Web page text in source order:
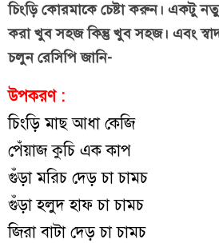
চিংড়ি কোরমাকে চেষ্টা করুন। একটু
করা খুব সহজ কিন্তু খুব সহজ। এবং
চলুন রেসিপি জানি-
উপকরণ :
চিংড়ি মাছ আধা কেজি
পেঁয়াজ কুচি এক কাপ
গুঁড়া মরিচ দেড় চা চামচ
গুঁড়া হলুদ হাফ চা চামচ
জিরা বাটা দেড় চা চামচ